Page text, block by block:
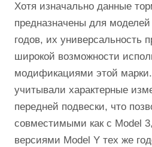
Хотя изначально данные
предназначены для
годов, их универсальность
широкой возможности
модификациями этой марки.
учитывали характерные
передней подвески, что
совместимыми как с Model
версиями Model Y тех же